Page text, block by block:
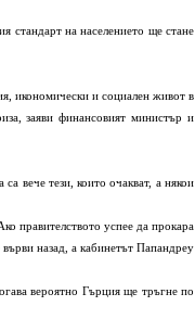
стандарт на населението ще стане
и социален живот в
заяви финансовият министър и
тези, които очакват, а някои
успее да прокара
назад, а кабинетът Папандреу
вероятно Гърция ще тръгне по